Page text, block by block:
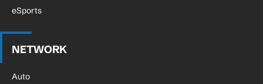
eSports
NETWORK
Auto